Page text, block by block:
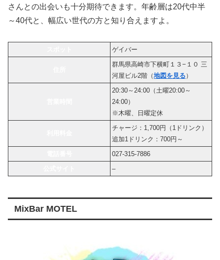
さんとの出会いも十分期待できます。年齢層は20代中半
～40代と、幅広い世代の方と知り合えますよ。
ゲイバー
群馬県高崎市下横町１３−１０ 三
河屋ビル2階（地図を見る ）
20:30～24:00（土曜20:00～
24:00）
※木曜、日曜定休
チャージ：1,700円（1ドリンク）
追加1ドリンク：700円～
027-315-7886
–
MixBar MOTEL